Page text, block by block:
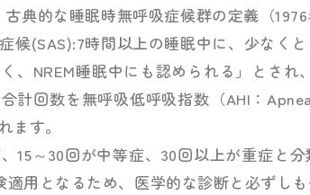
典的な睡眠時無呼吸症候群の定義（
候(SAS):7時間以上の睡眠中に、少なく
、NREM睡眠中にも認められる」とされ
計回数を無呼吸低呼吸指数（AHI：
ます。
15～30回が中等症、30回以上が重症と
用となるため、医学的な診断と必ずし